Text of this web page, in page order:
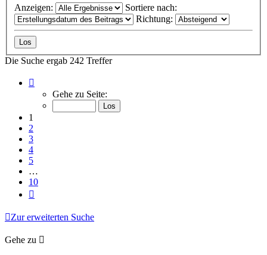
Anzeigen:
Sortiere nach:
Richtung:
Die Suche ergab 242 Treffer
von
Gehe zu Seite:
1
2
3
4
5
…
10
Zur erweiterten Suche
Gehe zu